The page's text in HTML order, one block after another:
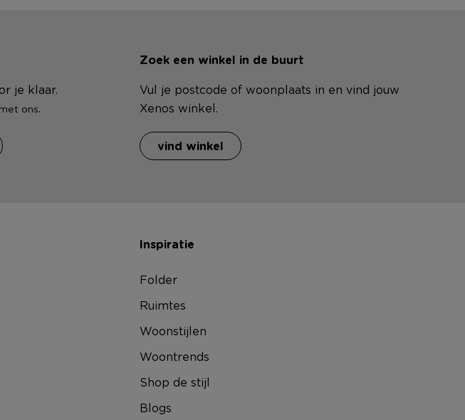
je klaar.
ons.
Zoek een winkel in de buurt
Vul je postcode of woonplaats in en vind jouw
Xenos winkel.
vind winkel
Inspiratie
Folder
Ruimtes
Woonstijlen
Woontrends
Shop de stijl
Blogs